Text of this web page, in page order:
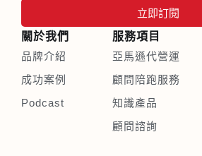
關於我們
品牌介紹
成功案例
Podcast
服務項目
亞馬遜代營運
顧問陪跑服務
知識產品
顧問諮詢
立即訂閱